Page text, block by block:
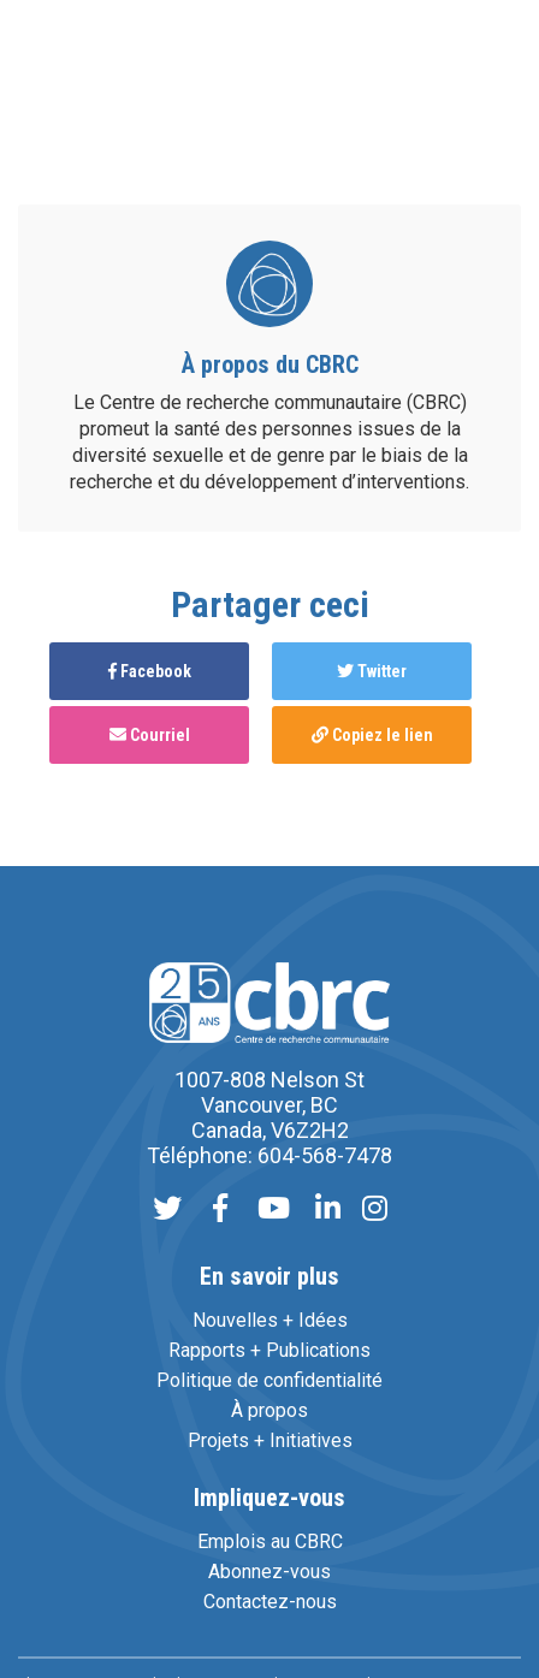
À propos du CBRC
Le Centre de recherche communautaire (CBRC)
promeut la santé des personnes issues de la
diversité sexuelle et de genre par le biais de la
recherche et du développement d’interventions.
Partager ceci
Facebook Twitter
Courriel Copiez le lien
1007-808 Nelson St
Vancouver, BC
Canada, V6Z2H2
Téléphone: 604-568-7478
En savoir plus
Nouvelles + Idées
Rapports + Publications
Politique de confidentialité
À propos
Projets + Initiatives
Impliquez-vous
Emplois au CBRC
Abonnez-vous
Contactez-nous